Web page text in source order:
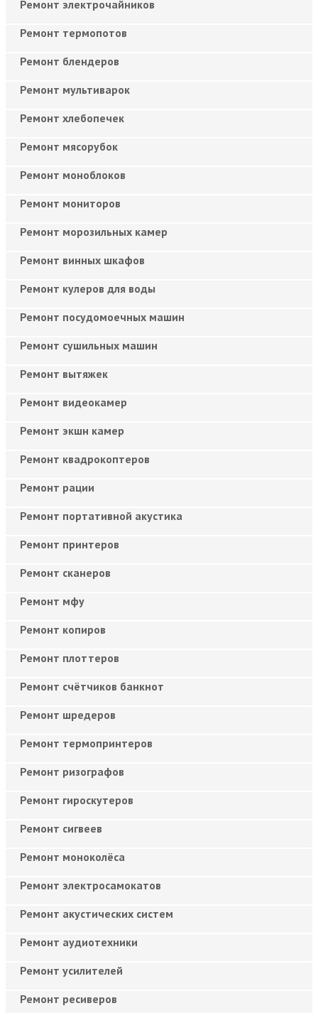
Ремонт электрочайников
Ремонт термопотов
Ремонт блендеров
Ремонт мультиварок
Ремонт хлебопечек
Ремонт мясорубок
Ремонт моноблоков
Ремонт мониторов
Ремонт морозильных камер
Ремонт винных шкафов
Ремонт кулеров для воды
Ремонт посудомоечных машин
Ремонт сушильных машин
Ремонт вытяжек
Ремонт видеокамер
Ремонт экшн камер
Ремонт квадрокоптеров
Ремонт рации
Ремонт портативной акустика
Ремонт принтеров
Ремонт сканеров
Ремонт мфу
Ремонт копиров
Ремонт плоттеров
Ремонт счётчиков банкнот
Ремонт шредеров
Ремонт термопринтеров
Ремонт ризографов
Ремонт гироскутеров
Ремонт сигвеев
Ремонт моноколёса
Ремонт электросамокатов
Ремонт акустических систем
Ремонт аудиотехники
Ремонт усилителей
Ремонт ресиверов